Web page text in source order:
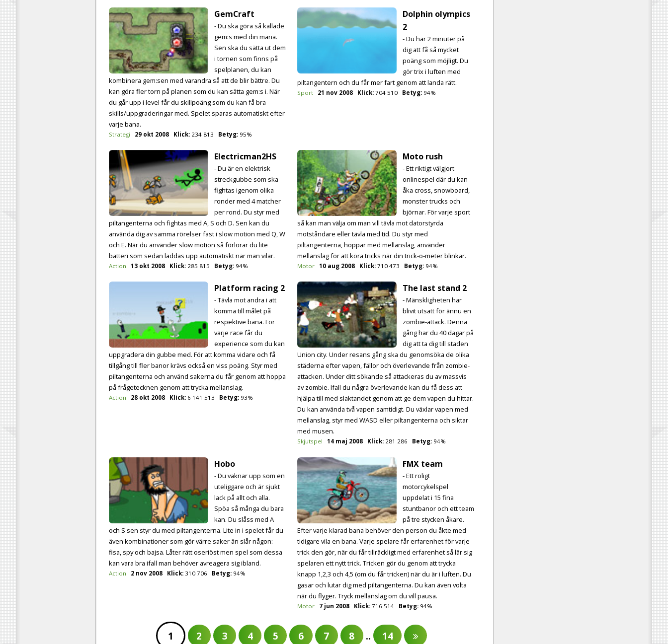
GemCraft
- Du ska göra så kallade
gem:s med din mana.
Sen ska du sätta ut dem
i tornen som finns på
spelplanen, du kan
kombinera gem:sen med varandra så att de blir bättre. Du
kan göra fler torn på planen som du kan sätta gem:s i. När
du går upp i level får du skillpoäng som du kan få bra
skills/uppgraderingar med. Spelet sparas automatiskt efter
varje bana.
Strategi 29 okt 2008 Klick: 234 813 Betyg: 95%
Dolphin olympics
2
- Du har 2 minuter på
dig att få så mycket
poäng som möjligt. Du
gör trix i luften med
piltangentern och du får mer fart genom att landa rätt.
Sport 21 nov 2008 Klick:704 510 Betyg: 94%
Electricman2HS
- Du är en elektrisk
streckgubbe som ska
fightas igenom olika
ronder med 4 matcher
per rond. Du styr med
piltangenterna och fightas med A, S och D. Sen kan du
använda dig av samma rörelser fast i slow motion med Q, W
och E. När du använder slow motion så förlorar du lite
batteri som sedan laddas upp automatiskt när man vilar.
Action 13 okt 2008 Klick: 285 815 Betyg: 94%
Moto rush
- Ett riktigt välgjort
onlinespel där du kan
åka cross, snowboard,
monster trucks och
björnar. För varje sport
så kan man välja om man vill tävla mot datorstyrda
motståndare eller tävla med tid. Du styr med
piltangenterna, hoppar med mellanslag, använder
mellanslag för att köra tricks när din trick-o-meter blinkar.
Motor 10 aug 2008 Klick:710 473 Betyg: 94%
Platform racing 2
- Tävla mot andra i att
komma till målet på
respektive bana. För
varje race får du
experience som du kan
uppgradera din gubbe med. För att komma vidare och få
tillgång till fler banor krävs också en viss poäng. Styr med
piltangenterna och använd sakerna du får genom att hoppa
på frågetecknen genom att trycka mellanslag.
Action 28 okt 2008 Klick: 6 141 513 Betyg: 93%
The last stand 2
- Mänskligheten har
blivit utsatt för ännu en
zombie-attack. Denna
gång har du 40 dagar på
dig att ta dig till staden
Union city. Under resans gång ska du genomsöka de olika
städerna efter vapen, fällor och överlevande från zombie-
attacken. Under ditt sökande så attackeras du av massvis
av zombie. Ifall du några överlevande kan du få dess att
hjälpa till med slaktandet genom att ge dem vapen du hittar.
Du kan använda två vapen samtidigt. Du växlar vapen med
mellanslag, styr med WASD eller piltangenterna och siktar
med musen.
Skjutspel 14 maj 2008 Klick:281 286 Betyg: 94%
Hobo
- Du vaknar upp som en
uteliggare och är sjukt
lack på allt och alla.
Spöa så många du bara
kan. Du slåss med A
och S sen styr du med piltangenterna. Lite in i spelet får du
även kombinationer som gör värre saker än slår någon:
fisa, spy och bajsa. Låter rätt oseriöst men spel som dessa
kan vara bra ifall man behöver avreagera sig ibland.
Action 2 nov 2008 Klick: 310 706 Betyg: 94%
FMX team
- Ett roligt
motorcykelspel
uppdelat i 15 fina
stuntbanor och ett team
på tre stycken åkare.
Efter varje klarad bana behöver den person du åkte med
tidigare vila en bana. Varje spelare får erfarenhet för varje
trick den gör, när du får tillräckligt med erfarenhet så lär sig
spelaren ett nytt trick. Tricken gör du genom att trycka
knapp 1,2,3 och 4,5 (om du får tricken) när du är i luften. Du
gasar och lutar dig med piltangenterna. Du kan även volta
när du flyger. Tryck mellanslag om du vill pausa.
Motor 7 jun 2008 Klick:716 514 Betyg: 94%
1 2 3 4 5 6 7 8 .. 14